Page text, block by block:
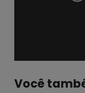
Você